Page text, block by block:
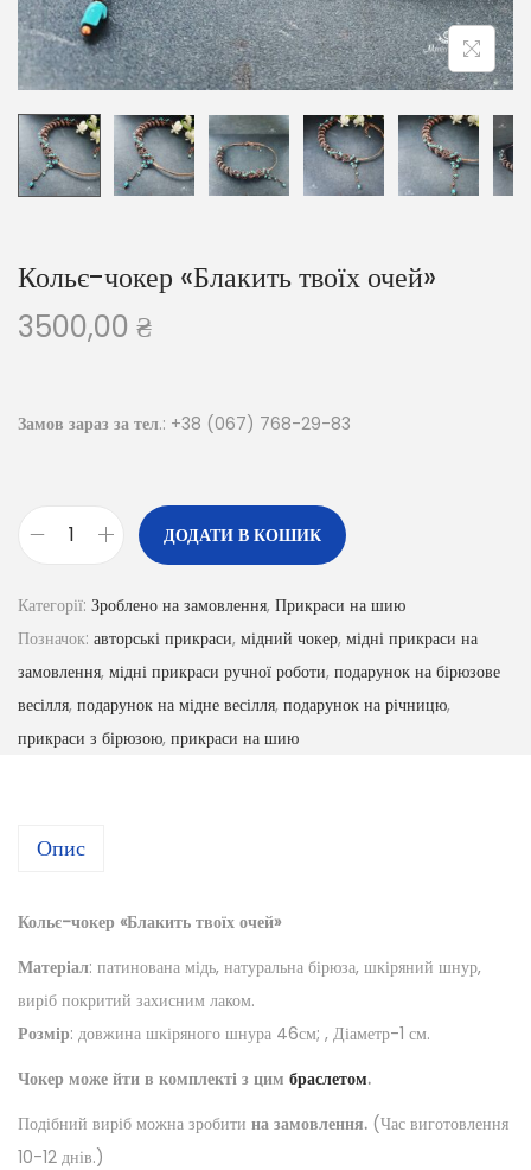
Кольє-чокер «Блакить твоїх очей»
3500,00 ₴
Замов зараз за тел.: +38 (067) 768-29-83
ДОДАТИ В КОШИК
Категорії: Зроблено на замовлення, Прикраси на шию
Позначок: авторські прикраси, мідний чокер, мідні прикраси на
замовлення, мідні прикраси ручної роботи, подарунок на бірюзове
весілля, подарунок на мідне весілля, подарунок на річницю,
прикраси з бірюзою, прикраси на шию
Опис
Кольє-чокер «Блакить твоїх очей»
Матеріал: патинована мідь, натуральна бірюза, шкіряний шнур,
виріб покритий захисним лаком.
Розмір: довжина шкіряного шнура 46см; , Діаметр-1 см.
Чокер може йти в комплекті з цим браслетом.
Подібний виріб можна зробити на замовлення. (Час виготовлення
10-12 днів.)